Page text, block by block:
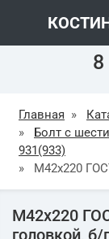
Главная »
»
Болт с
931(933)
»
М42х220
М42х220
головкой, б/